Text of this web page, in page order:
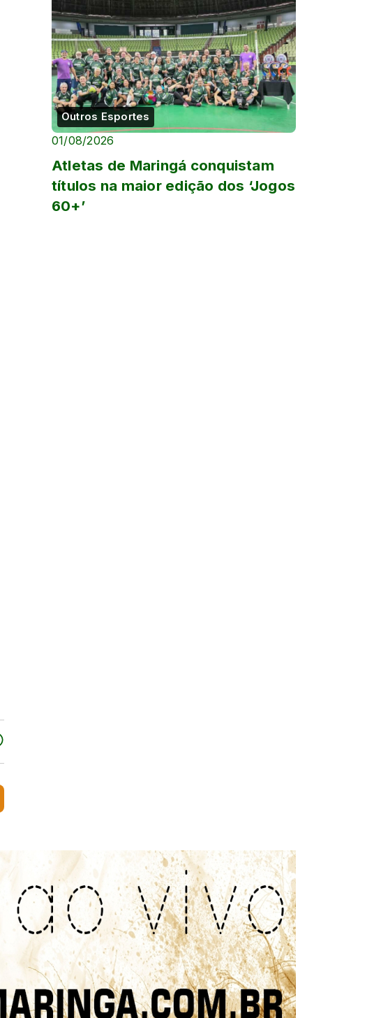
segue para São Paulo
Outros Esportes
01/08/2026
Atletas de Maringá conquistam
títulos na maior edição dos ‘Jogos
60+’